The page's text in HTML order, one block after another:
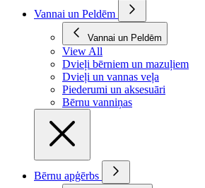
Vannai un Peldēm
Vannai un Peldēm
View All
Dvieļi bērniem un mazuļiem
Dvieļi un vannas veļa
Piederumi un aksesuāri
Bērnu vanniņas
Bērnu apģērbs